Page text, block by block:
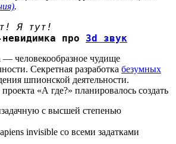
.
Я тут!
про 3d звук
— человекообразное чудище
Секретная разработка безумных
шпионской деятельности.
«А где?» планировалось создать
с высшей степенью
invisible со всеми задатками